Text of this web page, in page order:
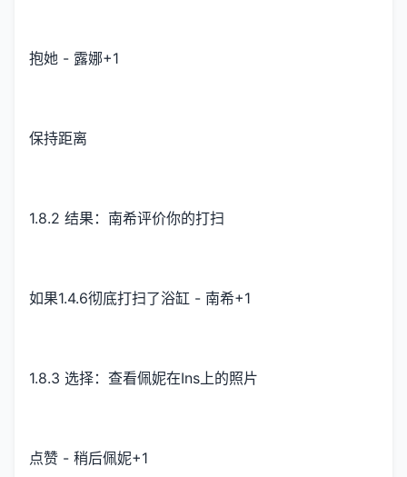
抱她 - 露娜+1
保持距离
1.8.2 结果：南希评价你的打扫
如果1.4.6彻底打扫了浴缸 - 南希+1
1.8.3 选择：查看佩妮在Ins上的照片
点赞 - 稍后佩妮+1